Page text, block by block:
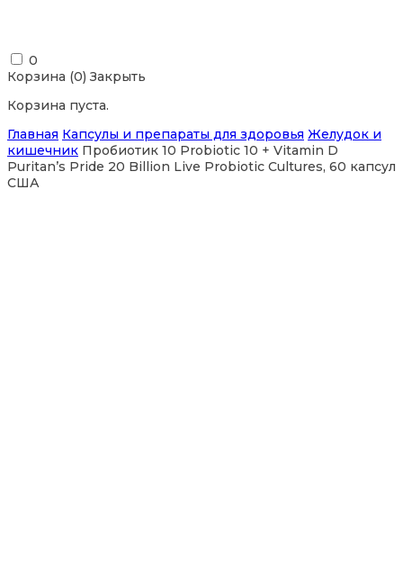
0
Корзина (0) Закрыть
Корзина пуста.
Главная Капсулы и препараты для здоровья Желудок и
кишечник Пробиотик 10 Probiotic 10 + Vitamin D
Puritan’s Pride 20 Billion Live Probiotic Cultures, 60 капсул
США